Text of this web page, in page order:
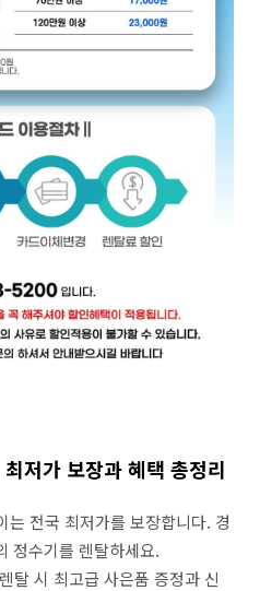
저가 보장과 혜택 총정리
는 전국 최저가를 보장합니다. 경
정수기를 렌탈하세요.
렌탈 시 최고급 사은품 증정과 신